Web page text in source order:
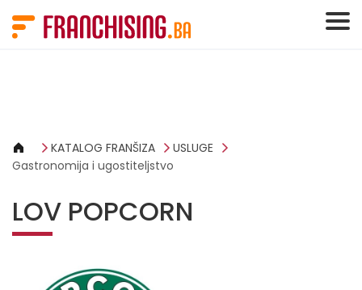
KATALOG FRANŠIZA
USLUGE
Gastronomija i ugostiteljstvo
LOV POPCORN